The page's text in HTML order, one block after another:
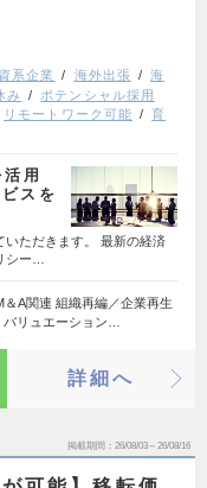
系企業 海外出張
海
み
ポテンシャル採用
リモートワーク可能
育
用
スを
いただきます。 最新の経済
シー…
A関連 組織再編／企業再生
リュエーション…
詳細へ
掲載期間 26/08/03～26/08/16